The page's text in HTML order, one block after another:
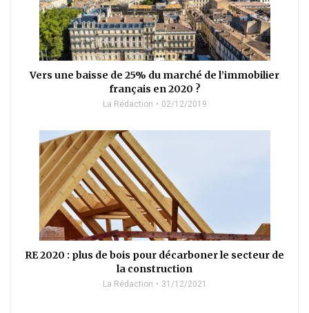
Vers une baisse de 25% du marché de l’immobilier
français en 2020 ?
La Rédaction 02/12/2019
RE 2020 : plus de bois pour décarboner le secteur de
la construction
La Rédaction 31/12/2021